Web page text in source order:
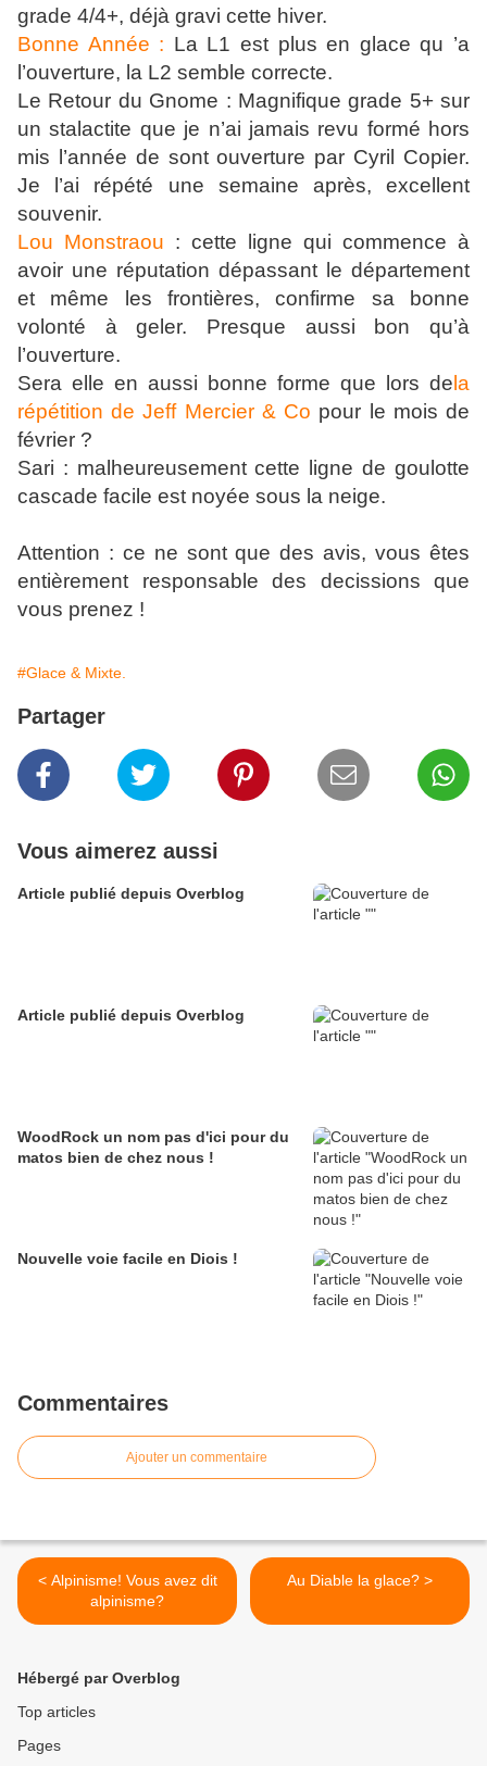
grade 4/4+, déjà gravi cette hiver.
Bonne Année : La L1 est plus en glace qu ’a
l’ouverture, la L2 semble correcte.
Le Retour du Gnome : Magnifique grade 5+ sur
un stalactite que je n’ai jamais revu formé hors
mis l’année de sont ouverture par Cyril Copier.
Je l’ai répété une semaine après, excellent
souvenir.
Lou Monstraou : cette ligne qui commence à
avoir une réputation dépassant le département
et même les frontières, confirme sa bonne
volonté à geler. Presque aussi bon qu’à
l’ouverture.
Sera elle en aussi bonne forme que lors de la
répétition de Jeff Mercier & Co pour le mois de
février ?
Sari : malheureusement cette ligne de goulotte
cascade facile est noyée sous la neige.
Attention : ce ne sont que des avis, vous êtes
entièrement responsable des decissions que
vous prenez !
#Glace & Mixte.
Partager
Vous aimerez aussi
Article publié depuis Overblog
Article publié depuis Overblog
WoodRock un nom pas d'ici pour du
matos bien de chez nous !
Nouvelle voie facile en Diois !
Commentaires
Ajouter un commentaire
< Alpinisme! Vous avez dit
alpinisme?
Au Diable la glace? >
Hébergé par Overblog
Top articles
Pages